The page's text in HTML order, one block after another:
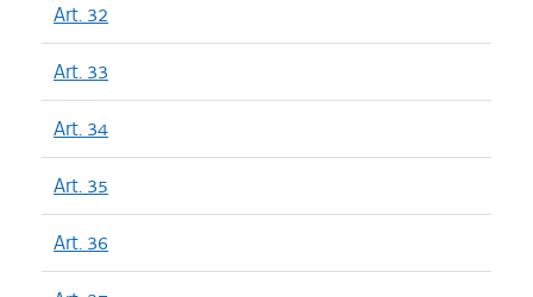
Art. 32
Art. 33
Art. 34
Art. 35
Art. 36